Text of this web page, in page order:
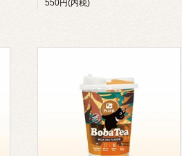
550円(内税)